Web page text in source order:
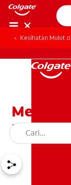
Kesihatan Mulut